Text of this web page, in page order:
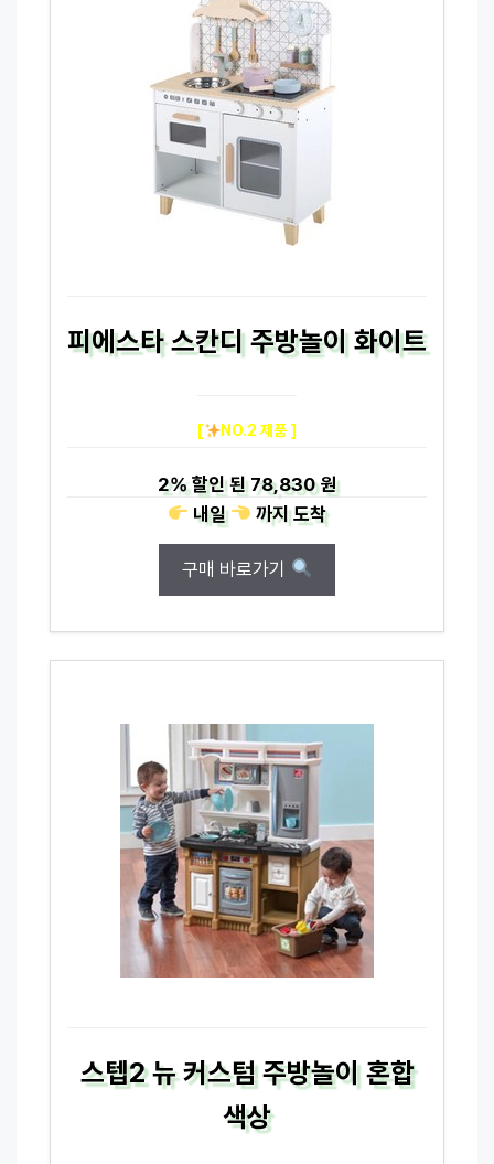
피에스타 스칸디 주방놀이 화이트
[ NO.2 제품 ]
2%할인 된78,830 원
내일
까지도착
구매 바로가기
스텝2 뉴 커스텀 주방놀이 혼합
색상